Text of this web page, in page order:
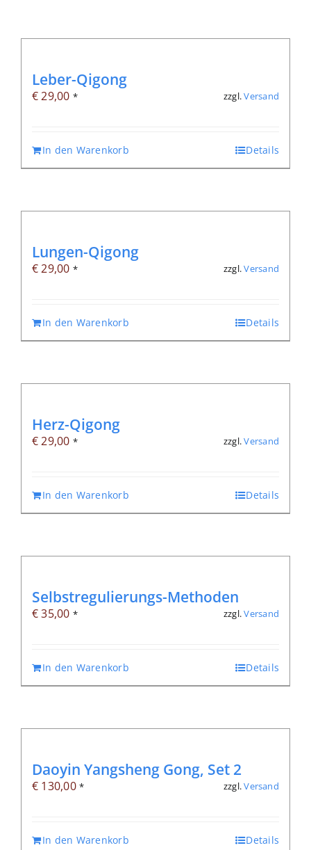
Leber-Qigong
€29,00 * zzgl.Versand
In den Warenkorb Details
Lungen-Qigong
€29,00 * zzgl.Versand
In den Warenkorb Details
Herz-Qigong
€29,00 * zzgl.Versand
In den Warenkorb Details
Selbstregulierungs-Methoden
€35,00 * zzgl.Versand
In den Warenkorb Details
Daoyin Yangsheng Gong, Set 2
€ 130,00 * zzgl.Versand
In den Warenkorb Details